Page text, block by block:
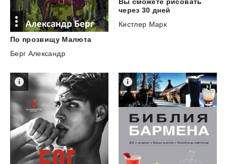
По прозвищу Малюта
Берг Александр
через 30 дней
Кистлер Марк